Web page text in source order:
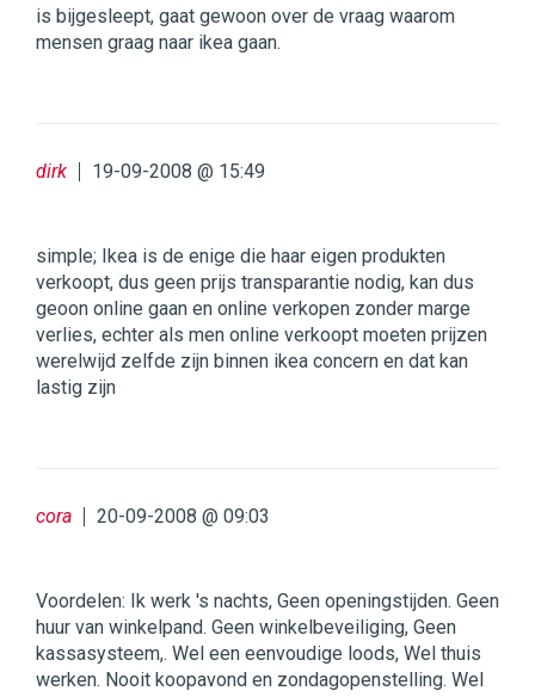
is bijgesleept, gaat gewoon over de vraag waarom
mensen graag naar ikea gaan.
dirk 19-09-2008 @ 15:49
simple; Ikea is de enige die haar eigen produkten
verkoopt, dus geen prijs transparantie nodig, kan dus
geoon online gaan en online verkopen zonder marge
verlies, echter als men online verkoopt moeten prijzen
werelwijd zelfde zijn binnen ikea concern en dat kan
lastig zijn
cora 20-09-2008 @ 09:03
Voordelen: Ik werk 's nachts, Geen openingstijden. Geen
huur van winkelpand. Geen winkelbeveiliging, Geen
kassasysteem,. Wel een eenvoudige loods, Wel thuis
werken. Nooit koopavond en zondagopenstelling. Wel